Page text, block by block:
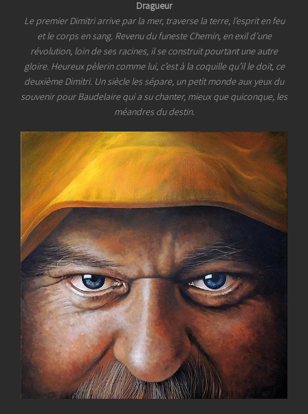
Dragueur
Le premier Dimitri arrive par la mer, traverse la terre, l’esprit en feu
et le corps en sang. Revenu du funeste Chemin, en exil d’une
révolution, loin de ses racines, il se construit pourtant une autre
gloire. Heureux pèlerin comme lui, c’est à la coquille qu’il le doit, ce
deuxième Dimitri. Un siècle les sépare, un petit monde aux yeux du
souvenir pour Baudelaire qui a su chanter, mieux que quiconque, les
méandres du destin.